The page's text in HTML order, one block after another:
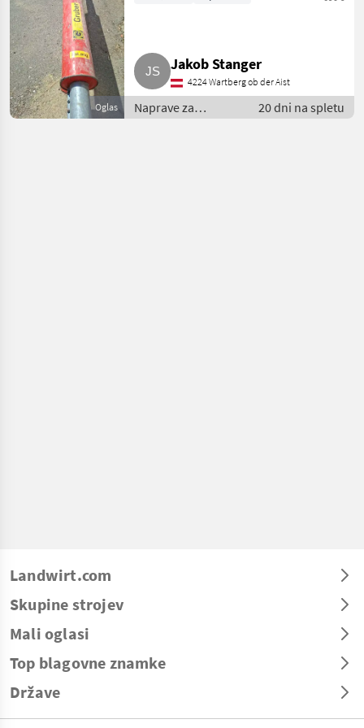
Oglas
Jakob Stanger
4224 Wartberg ob der Aist
Naprave za
pretovor / Puhalnik
20 dni na spletu
Landwirt.com
Skupine strojev
Mali oglasi
Top blagovne znamke
Države